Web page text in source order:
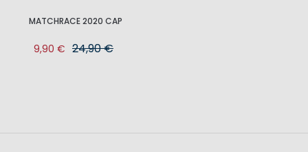
MATCHRACE 2020 CAP
9,90 € 24,90 €